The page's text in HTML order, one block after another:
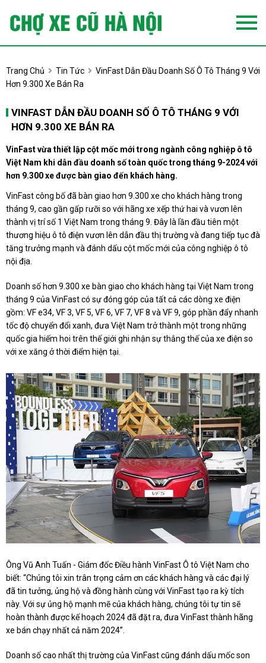
Trang Chủ Tin Tức
VinFast Dẫn Đầu Doanh Số Ô Tô Tháng 9 Với
Hơn 9.300 Xe Bán Ra
VINFAST DẪN ĐẦU DOANH SỐ Ô TÔ THÁNG 9 VỚI
HƠN 9.300 XE BÁN RA
VinFast vừa thiết lập cột mốc mới trong ngành công nghiệp ô tô
Việt Nam khi dẫn đầu doanh số toàn quốc trong tháng 9-2024 với
hơn 9.300 xe được bàn giao đến khách hàng.
VinFast công bố đã bàn giao hơn 9.300 xe cho khách hàng trong
tháng 9, cao gần gấp rưỡi so với hãng xe xếp thứ hai và vươn lên
thành vị trí số 1 Việt Nam trong tháng 9. Đây là lần đầu tiên một
thương hiệu ô tô điện vươn lên dẫn đầu thị trường và đang tiếp tục đà
tăng trưởng mạnh và đánh dấu cột mốc mới của công nghiệp ô tô
nội địa.
Doanh số hơn 9.300 xe bàn giao cho khách hàng tại Việt Nam trong
tháng 9 của VinFast có sự đóng góp của tất cả các dòng xe điện
gồm: VF e34, VF 3, VF 5, VF 6, VF 7, VF 8 và VF 9, góp phần đẩy nhanh
tốc độ chuyển đổi xanh, đưa Việt Nam trở thành một trong những
quốc gia hiếm hoi trên thế giới ghi nhận sự thắng thế của xe điện so
với xe xăng ở thời điểm hiện tại.
Ông Vũ Anh Tuấn - Giám đốc Điều hành VinFast Ô tô Việt Nam cho
biết: “Chúng tôi xin trân trọng cảm ơn các khách hàng và các đại lý
đã tin tưởng, ủng hộ và đồng hành cùng với VinFast tạo ra kỳ tích
này. Với sự ủng hộ mạnh mẽ của khách hàng, chúng tôi tự tin sẽ
hoàn thành được kế hoạch 2024 đã đặt ra, đưa VinFast thành hãng
xe bán chạy nhất cả năm 2024”.
Doanh số cao nhất thị trường của VinFast cũng đánh dấu mốc son